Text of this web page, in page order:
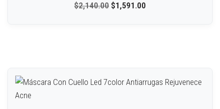
$2,140.00 $1,591.00